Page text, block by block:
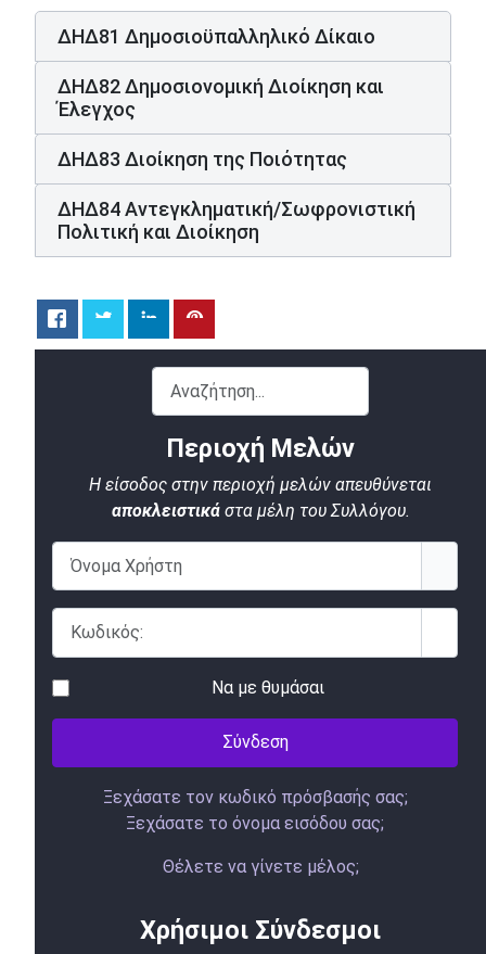
ΔΗΔ81 Δημοσιοϋπαλληλικό Δίκαιο
ΔΗΔ82 Δημοσιονομική Διοίκηση και
Έλεγχος
ΔΗΔ83 Διοίκηση της Ποιότητας
ΔΗΔ84 Αντεγκληματική/Σωφρονιστική
Πολιτική και Διοίκηση
Αναζήτηση...
Περιοχή Μελών
Η είσοδος στην περιοχή μελών απευθύνεται
αποκλειστικάστα μέλη του Συλλόγου.
Όνομα Χρήστη
Κωδικός:
Να με θυμάσαι
Σύνδεση
Ξεχάσατε τον κωδικό πρόσβασής σας;
Ξεχάσατε το όνομα εισόδου σας;
Θέλετε να γίνετε μέλος;
Χρήσιμοι Σύνδεσμοι